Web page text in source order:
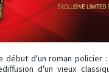
début d'un roman policier
d'un vieux